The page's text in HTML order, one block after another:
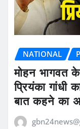
NATIONAL
मोहन भागवत
प्रियंका गांधी
बात कहने का